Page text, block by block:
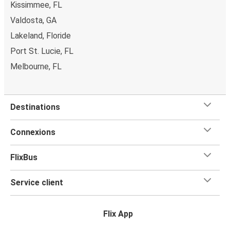
Kissimmee, FL
Valdosta, GA
Lakeland, Floride
Port St. Lucie, FL
Melbourne, FL
Destinations
Connexions
FlixBus
Service client
Flix App